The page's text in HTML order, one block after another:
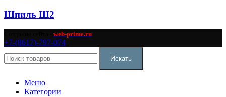
Шпиль Ш2
web-prime.ru
+7-(8617)-797-074
Искать
Меню
Категории